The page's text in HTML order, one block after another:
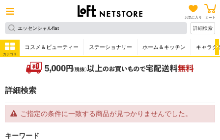
お気に入り カート
詳細検索
カテゴリ
コスメ＆ビューティー ステーショナリー ホーム＆キッチン キャラク
詳細検索
ご指定の条件に一致する商品が見つかりませんでした。
キーワード